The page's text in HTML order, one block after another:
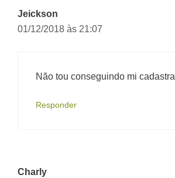
Jeickson
01/12/2018 às 21:07
Não tou conseguindo mi cadastra
Responder
Charly